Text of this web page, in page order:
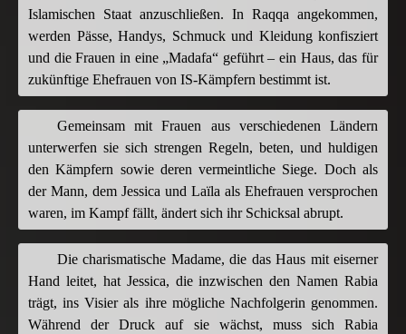
Islamischen Staat anzuschließen. In Raqqa angekommen,
werden Pässe, Handys, Schmuck und Kleidung konfisziert
und die Frauen in eine „Madafa“ geführt – ein Haus, das für
zukünftige Ehefrauen von IS-Kämpfern bestimmt ist.
Gemeinsam mit Frauen aus verschiedenen Ländern
unterwerfen sie sich strengen Regeln, beten, und huldigen
den Kämpfern sowie deren vermeintliche Siege. Doch als
der Mann, dem Jessica und Laïla als Ehefrauen versprochen
waren, im Kampf fällt, ändert sich ihr Schicksal abrupt.
Die charismatische Madame, die das Haus mit eiserner
Hand leitet, hat Jessica, die inzwischen den Namen Rabia
trägt, ins Visier als ihre mögliche Nachfolgerin genommen.
Während der Druck auf sie wächst, muss sich Rabia